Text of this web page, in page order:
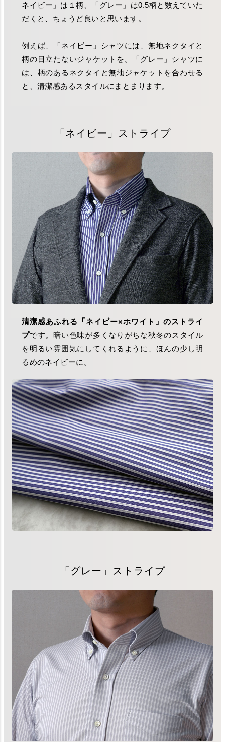
ネイビー」は１柄、「グレー」は0.5柄と数えていた
だくと、ちょうど良いと思います。
例えば、「ネイビー」シャツには、無地ネクタイと
柄の目立たないジャケットを。「グレー」シャツに
は、柄のあるネクタイと無地ジャケットを合わせる
と、清潔感あるスタイルにまとまります。
「ネイビー」ストライプ
清潔感あふれる「ネイビー×ホワイト」のストライ
プです。暗い色味が多くなりがちな秋冬のスタイル
を明るい雰囲気にしてくれるように、ほんの少し明
るめのネイビーに。
「グレー」ストライプ